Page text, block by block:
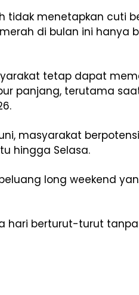
tidak menetapkan cuti
di bulan ini hanya
tetap dapat
panjang, terutama
masyarakat
hingga Selasa.
long weekend
hari berturut-turut